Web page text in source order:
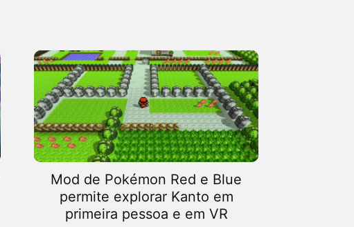
Mod de Pokémon Red e Blue
permite explorar Kanto em
primeira pessoa e em VR